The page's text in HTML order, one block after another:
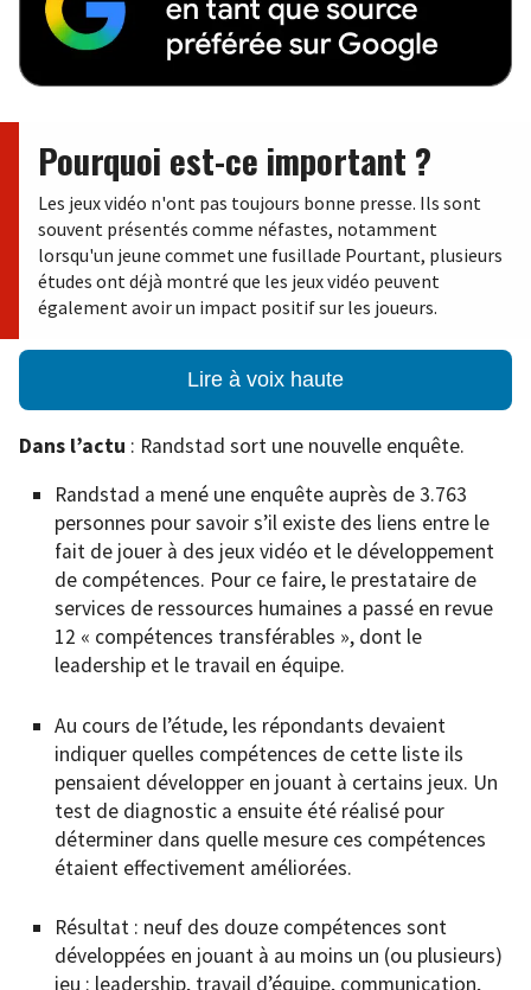
Pourquoi est-ce important ?
Les jeux vidéo n'ont pas toujours bonne presse. Ils sont
souvent présentés comme néfastes, notamment
lorsqu'un jeune commet une fusillade Pourtant, plusieurs
études ont déjà montré que les jeux vidéo peuvent
également avoir un impact positif sur les joueurs.
Lire à voix haute
Dans l’actu : Randstad sort une nouvelle enquête.
Randstad a mené une enquête auprès de 3.763
personnes pour savoir s’il existe des liens entre le
fait de jouer à des jeux vidéo et le développement
de compétences. Pour ce faire, le prestataire de
services de ressources humaines a passé en revue
12 « compétences transférables », dont le
leadership et le travail en équipe.
Au cours de l’étude, les répondants devaient
indiquer quelles compétences de cette liste ils
pensaient développer en jouant à certains jeux. Un
test de diagnostic a ensuite été réalisé pour
déterminer dans quelle mesure ces compétences
étaient effectivement améliorées.
Résultat : neuf des douze compétences sont
développées en jouant à au moins un (ou plusieurs)
jeu : leadership, travail d’équipe, communication,